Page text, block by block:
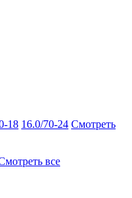
18 16.0/70-24 Смотреть
все